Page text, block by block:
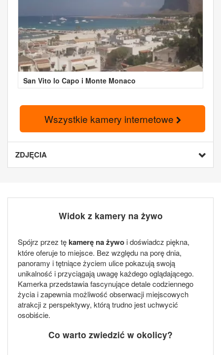
San Vito lo Capo i Monte Monaco
Wszystkie kamery internetowe
ZDJĘCIA
Widok z kamery na żywo
Spójrz przez tękamerę na żywo i doświadcz piękna,
które oferuje to miejsce. Bez względu na porę dnia,
panoramy i tętniące życiem ulice pokazują swoją
unikalność i przyciągają uwagę każdego oglądającego.
Kamerka przedstawia fascynujące detale codziennego
życia i zapewnia możliwość obserwacji miejscowych
atrakcji z perspektywy, którą trudno jest uchwycić
osobiście.
Co warto zwiedzić w okolicy?